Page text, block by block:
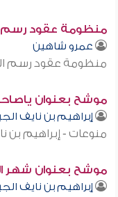
منظومة عقود رسم
عمرو شاهين
منظومة عقود رسم
موشح بعنوان
إبراهيم بن نايف
منوعات - إبراهيم بن
موشح بعنوان شهر
إبراهيم بن نايف